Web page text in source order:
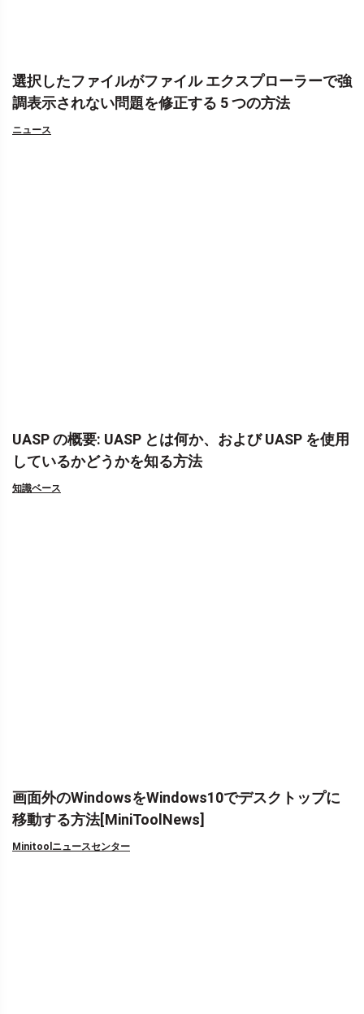
選択したファイルがファイル エクスプローラーで強
調表示されない問題を修正する 5 つの方法
ニュース
UASP の概要: UASP とは何か、および UASP を使用
しているかどうかを知る方法
知識ベース
画面外のWindowsをWindows10でデスクトップに
移動する方法[MiniToolNews]
Minitoolニュースセンター